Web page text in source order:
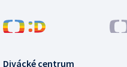
Divácké centrum